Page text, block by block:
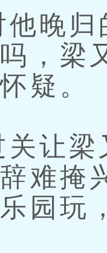
晚归
，梁
疑。
让梁
难掩
园玩